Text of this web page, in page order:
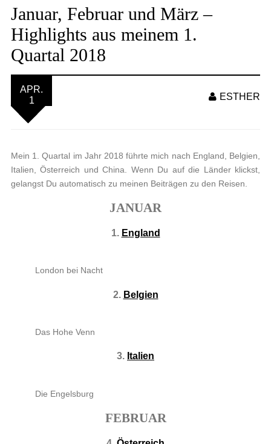
Januar, Februar und März –
Highlights aus meinem 1.
Quartal 2018
APR.
1
ESTHER
Mein 1. Quartal im Jahr 2018 führte mich nach England, Belgien,
Italien, Österreich und China. Wenn Du auf die Länder klickst,
gelangst Du automatisch zu meinen Beiträgen zu den Reisen.
JANUAR
1. England
London bei Nacht
2. Belgien
Das Hohe Venn
3. Italien
Die Engelsburg
FEBRUAR